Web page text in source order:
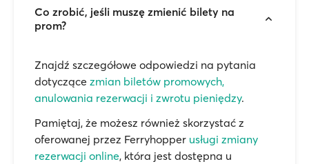
Co zrobić, jeśli muszę zmienić bilety na
prom?
Znajdź szczegółowe odpowiedzi na pytania
dotyczące zmian biletów promowych,
anulowania rezerwacji i zwrotu pieniędzy.
Pamiętaj, że możesz również skorzystać z
oferowanej przez Ferryhopper usługi zmiany
rezerwacji online, która jest dostępna u